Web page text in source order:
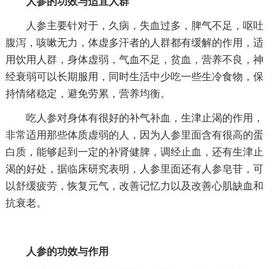
人参主要针对于，久病，失血过多，脾气不足，呕吐
腹泻，咳嗽无力，体虚多汗者的人群都有缓解的作用，适
用饮用人群，身体虚弱，气血不足，贫血，营养不良，神
经衰弱可以长期服用，同时生活中少吃一些生冷食物，保
持情绪稳定，避免劳累，营养均衡。
吃人参对身体有很好的补气补血，生津止渴的作用，
非常适用那些体质虚弱的人，因为人参里面含有很高的蛋
白质，能够起到一定的补肾健脾，调经止血，还有生津止
渴的好处，据临床研究表明，人参里面还有人参皂苷，可
以舒缓疲劳，恢复元气，改善记忆力以及改善心肌缺血和
抗衰老。
人参的功效与作用